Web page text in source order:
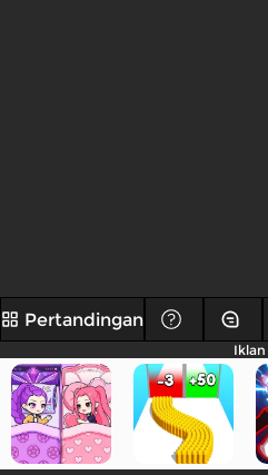
Pertandingan
Iklan